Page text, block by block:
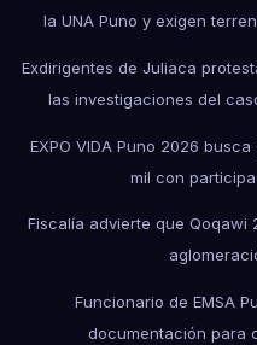
la UNA Puno y exigen
Exdirigentes de Juliaca
las investigaciones del
EXPO VIDA Puno 2026
mil con
Fiscalía advierte que Qoqawi
Funcionario de EMSA
documentación para